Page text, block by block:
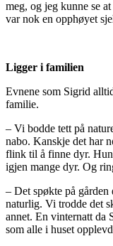
meg, og jeg kunne se
var nok en opphøyet
Ligger i familien
Evnene som Sigrid
familie.
– Vi bodde tett på
nabo. Kanskje det har
flink til å finne dyr.
igjen mange dyr. Og
– Det spøkte på
naturlig. Vi trodde det
annet. En vinternatt da
som alle i huset